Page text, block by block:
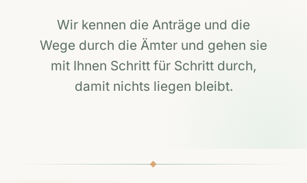
Wir kennen die Anträge und die
Wege durch die Ämter und gehen sie
mit Ihnen Schritt für Schritt durch,
damit nichts liegen bleibt.